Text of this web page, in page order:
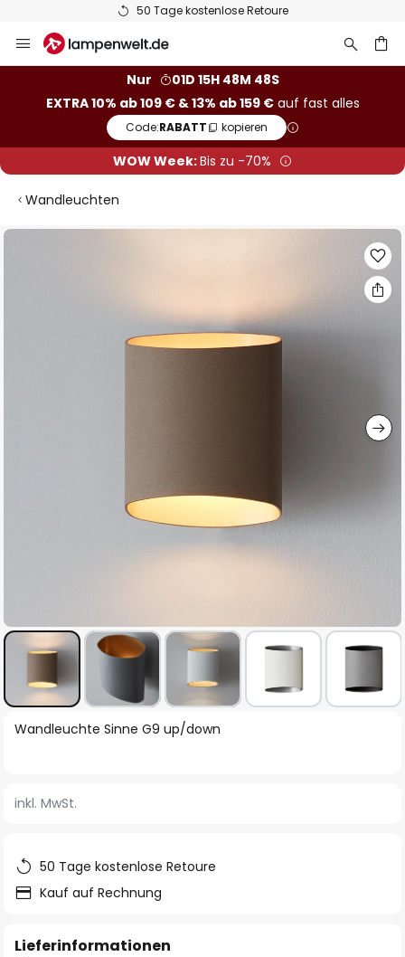
50 Tage kostenlose Retoure
Inhalt
Nur
01D 15H 48M 48S
EXTRA 10% ab 109 € & 13% ab 159 €auf fast alles
Code:RABATT kopieren
WOW Week:Bis zu -70%
Wandleuchten
Zum
Zum
springen
Wandleuchte Sinne G9 up/down
inkl. MwSt.
50 Tage kostenlose Retoure
Kauf auf Rechnung
Lieferinformationen